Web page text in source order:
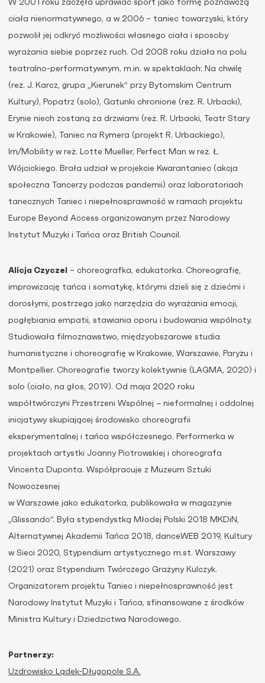
W 2001 roku zaczęła uprawiać sport jako formę poznawczą
ciała nienormatywnego, a w 2006 – taniec towarzyski, który
pozwolił jej odkryć możliwości własnego ciała i sposoby
wyrażania siebie poprzez ruch. Od 2008 roku działa na polu
teatralno-performatywnym, m.in. w spektaklach: Na chwilę
(reż. J. Karcz, grupa „Kierunek” przy Bytomskim Centrum
Kultury), Popatrz (solo), Gatunki chronione (reż. R. Urbacki),
Erynie niech zostaną za drzwiami (reż. R. Urbacki, Teatr Stary
w Krakowie), Taniec na Rymera (projekt R. Urbackiego),
Im/Mobility w reż. Lotte Mueller, Perfect Man w reż. Ł.
Wójcickiego. Brała udział w projekcie Kwarantaniec (akcja
społeczna Tancerzy podczas pandemii) oraz laboratoriach
tanecznych Taniec i niepełnosprawność w ramach projektu
Europe Beyond Access organizowanym przez Narodowy
Instytut Muzyki i Tańca oraz British Council.
Alicja Czyczel
– choreografka, edukatorka. Choreografię,
improwizację tańca i somatykę, którymi dzieli się z dziećmi i
dorosłymi, postrzega jako narzędzia do wyrażania emocji,
pogłębiania empatii, stawiania oporu i budowania wspólnoty.
Studiowała filmoznawstwo, międzyobszarowe studia
humanistyczne i choreografię w Krakowie, Warszawie, Paryżu i
Montpellier. Choreografie tworzy kolektywnie (LAGMA, 2020) i
solo (ciało, na głos, 2019). Od maja 2020 roku
współtwórczyni Przestrzeni Wspólnej − nieformalnej i oddolnej
inicjatywy skupiającej środowisko choreografii
eksperymentalnej i tańca współczesnego. Performerka w
projektach artystki Joanny Piotrowskiej i choreografa
Vincenta Duponta. Współpracuje z Muzeum Sztuki
Nowoczesnej
w Warszawie jako edukatorka, publikowała w magazynie
„Glissando”. Była stypendystką Młodej Polski 2018 MKDiN,
Alternatywnej Akademii Tańca 2018, danceWEB 2019, Kultury
w Sieci 2020, Stypendium artystycznego m.st. Warszawy
(2021) oraz Stypendium Twórczego Grażyny Kulczyk.
Organizatorem projektu Taniec i niepełnosprawność jest
Narodowy Instytut Muzyki i Tańca, sfinansowane z środków
Ministra Kultury i Dziedzictwa Narodowego.
Partnerzy:
Uzdrowisko Lądek-Długopole S.A.